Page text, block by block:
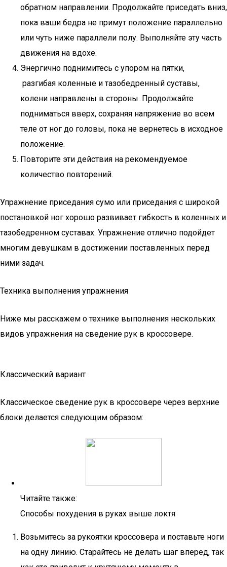
обратном направлении. Продолжайте приседать вниз,
пока ваши бедра не примут положение параллельно
или чуть ниже параллели полу. Выполняйте эту часть
движения на вдохе.
Энергично поднимитесь с упором на пятки,
разгибая коленные и тазобедренный суставы,
колени направлены в стороны. Продолжайте
подниматься вверх, сохраняя напряжение во всем
теле от ног до головы, пока не вернетесь в исходное
положение.
Повторите эти действия на рекомендуемое
количество повторений.
Упражнение приседания сумо или приседания с широкой
постановкой ног хорошо развивает гибкость в коленных и
тазобедренном суставах. Упражнение отлично подойдет
многим девушкам в достижении поставленных перед
ними задач.
Техника выполнения упражнения
Ниже мы расскажем о технике выполнения нескольких
видов упражнения на сведение рук в кроссовере.
Классический вариант
Классическое сведение рук в кроссовере через верхние
блоки делается следующим образом:
Читайте также:
Способы похудения в руках выше локтя
Возьмитесь за рукоятки кроссовера и поставьте ноги
на одну линию. Старайтесь не делать шаг вперед, так